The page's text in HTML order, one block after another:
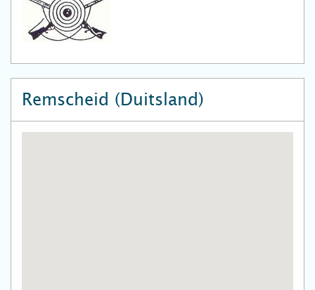
Remscheid (Duitsland)